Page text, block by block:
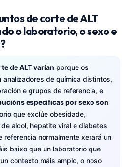
de corte de ALT
o laboratorio, o sexo e
de ALT varían porque os
analizadores de química distintos,
e grupos de referencia, e
específicas por sexo son
que exclúe obesidade,
alcol, hepatite viral e diabetes
referencia normalmente xerará un
baixo que un laboratorio que
contexto máis amplo, o noso